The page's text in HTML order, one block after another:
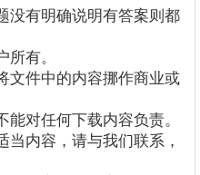
没有明确说明有答案则都
有。
文件中的内容挪作商业或
对任何下载内容负责。
内容，请与我们联系，